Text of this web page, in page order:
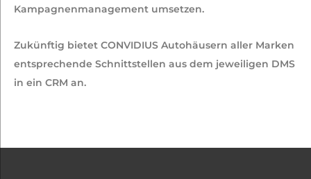
Kampagnenmanagement umsetzen.
Zukünftig bietet CONVIDIUS Autohäusern aller Marken
entsprechende Schnittstellen aus dem jeweiligen DMS
in ein CRM an.